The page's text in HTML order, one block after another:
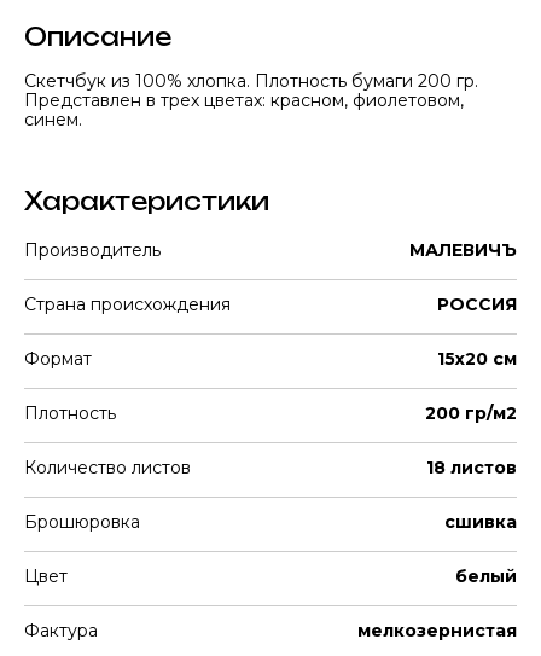
Описание
Скетчбук из 100% хлопка. Плотность бумаги 200 гр.
Представлен в трех цветах: красном, фиолетовом,
синем.
Характеристики
Производитель МАЛЕВИЧЪ
Страна происхождения РОССИЯ
Формат 15x20 см
Плотность 200 гр/м2
Количество листов 18 листов
Брошюровка сшивка
Цвет белый
Фактура мелкозернистая